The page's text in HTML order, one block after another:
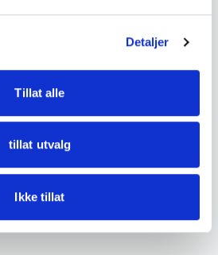
Detaljer
Tillat alle
tillat utvalg
Ikke tillat
med normal aldersrelatert slitasje